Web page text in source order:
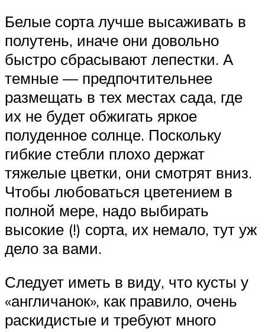
Белые сорта лучше высаживать в
полутень, иначе они довольно
быстро сбрасывают лепестки. А
темные — предпочтительнее
размещать в тех местах сада, где
их не будет обжигать яркое
полуденное солнце. Поскольку
гибкие стебли плохо держат
тяжелые цветки, они смотрят вниз.
Чтобы любоваться цветением в
полной мере, надо выбирать
высокие (!) сорта, их немало, тут уж
дело за вами.
Следует иметь в виду, что кусты у
«англичанок», как правило, очень
раскидистые и требуют много